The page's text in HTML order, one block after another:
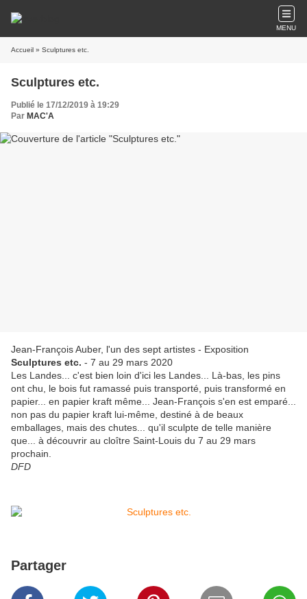
MENU
Accueil » Sculptures etc.
Sculptures etc.
Publié le 17/12/2019 à 19:29
Par MAC'A
Jean-François Auber, l'un des sept artistes - Exposition
Sculptures etc. - 7 au 29 mars 2020
Les Landes... c'est bien loin d'ici les Landes... Là-bas, les pins
ont chu, le bois fut ramassé puis transporté, puis transformé en
papier... en papier kraft même... Jean-François s'en est emparé...
non pas du papier kraft lui-même, destiné à de beaux
emballages, mais des chutes... qu'il sculpte de telle manière
que... à découvrir au cloître Saint-Louis du 7 au 29 mars
prochain.
DFD
Partager